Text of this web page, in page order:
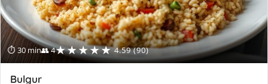
⏱ 30 min👥 4★★★★★ 4.59 (90)
Bulgur